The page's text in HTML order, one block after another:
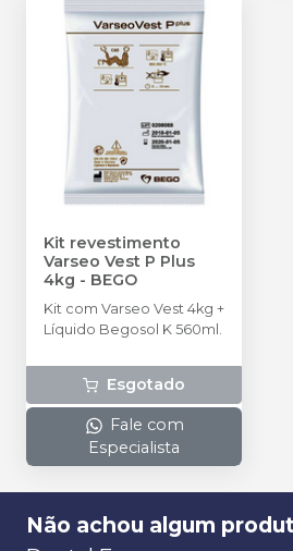
Kit revestimento
Varseo Vest P Plus
4kg - BEGO
Kit com Varseo Vest 4kg +
Líquido Begosol K 560ml.
Esgotado
Fale com
Especialista
Não achou algum